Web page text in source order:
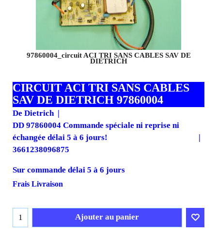
97860004_circuit ACI TRI SANS CABLES SAV DE
DIETRICH
CIRCUIT ACI TRI SANS CABLES
SAV DE DIETRICH 97860004
De Dietrich
DD 97860004 Commande spéciale ni reprise ni
échangée délai 5 à 6 jours!
3661238096875
Sur commande délai 5 à 6 jours
€114.00
€123.12 T.T.C., TTC
Frais Livraison